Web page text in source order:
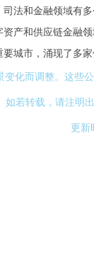
法和金融领域有
产和供应链金融
城市，涌现了多
化而调整。这些
如若转载，请注明
更新